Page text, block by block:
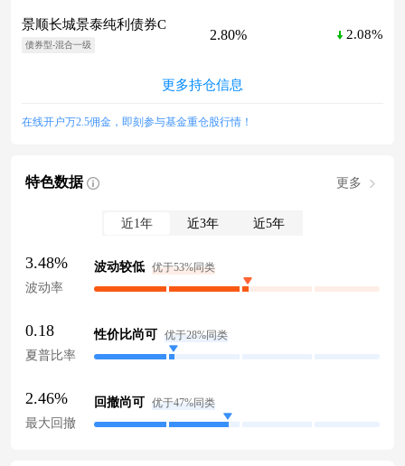
景顺长城景泰纯利债券C
债券型-混合一级
2.80% 2.08%
更多持仓信息
在线开户万2.5佣金，即刻参与基金重仓股行情！
特色数据 更多
近1年 近3年 近5年
3.48%
波动率
波动较低 优于53%同类
0.18
夏普比率
性价比尚可 优于28%同类
2.46%
最大回撤
回撤尚可 优于47%同类